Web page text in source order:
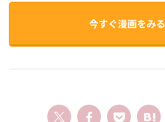
今すぐ漫画をみる